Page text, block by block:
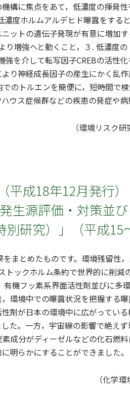
構に焦点をあて，低濃度の揮発
度ホルムアルデヒド曝露をする
ットの遺伝子発現が有意に増加
増強へと動くこと，３. 低濃度
を介して転写因子CREBの活性
り神経成長因子の産生にかく乱
のトルエンを簡便に，短時間で
ウス症候群などの疾患の発症や
（環境リスク
成18年12月発行）
生源評価・対策並
研究）」（平成15
まとめたものです。環境残留性
ックホルム条約で世界的に削減
機フッ素系界面活性剤並びに多
環境中での曝露状況を把握する
剤が日本の環境中に広がってい
た。一方，宇宙線の影響で絶え
成分がディーゼルなどの化石燃
明らかにすることができました。
（化学